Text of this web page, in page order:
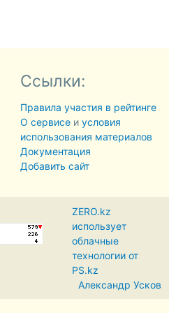
Ссылки:
Правила участия в рейтинге
О сервисеи условия
использования материалов
Документация
Добавить сайт
ZERO.kz
использует
облачные
технологии от
PS.kz
Александр Усков